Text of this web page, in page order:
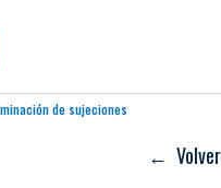
de sujeciones
←